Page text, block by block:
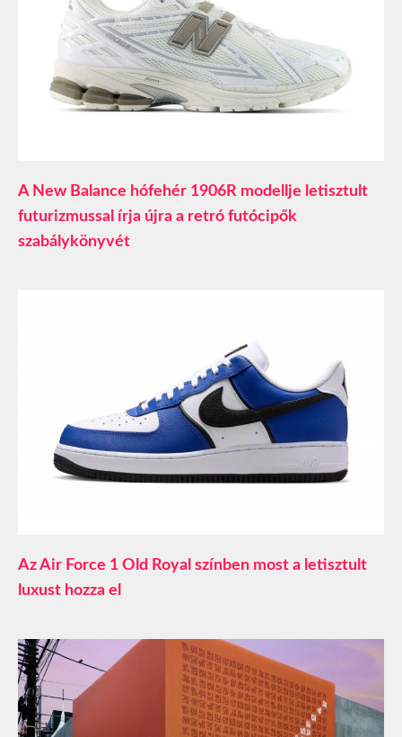
A New Balance hófehér 1906R modellje letisztult
futurizmussal írja újra a retró futócipők
szabálykönyvét
Az Air Force 1 Old Royal színben most a letisztult
luxust hozza el